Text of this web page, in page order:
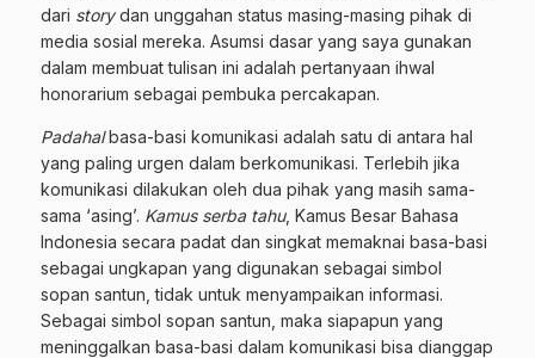
dari storydan unggahan status masing-masing pihak di
media sosial mereka. Asumsi dasar yang saya gunakan
dalam membuat tulisan ini adalah pertanyaan ihwal
honorarium sebagai pembuka percakapan.
Padahalbasa-basi komunikasi adalah satu di antara hal
yang paling urgen dalam berkomunikasi. Terlebih jika
komunikasi dilakukan oleh dua pihak yang masih sama-
sama ‘asing’. Kamus serba tahu, Kamus Besar Bahasa
Indonesia secara padat dan singkat memaknai basa-basi
sebagai ungkapan yang digunakan sebagai simbol
sopan santun, tidak untuk menyampaikan informasi.
Sebagai simbol sopan santun, maka siapapun yang
meninggalkan basa-basi dalam komunikasi bisa dianggap